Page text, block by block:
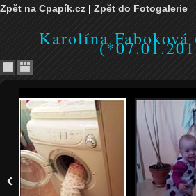
Zpět na Cpapík.cz | Zpět do Fotogalerie
Karolína Faboková